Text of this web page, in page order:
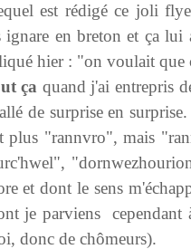
est rédigé ce joli
en breton et ça
hier : "on voulait que
ça quand j'ai entrepris
de surprise en
plus "rannvro", mais
et dont le sens
je parviens cependant
donc de chômeurs).